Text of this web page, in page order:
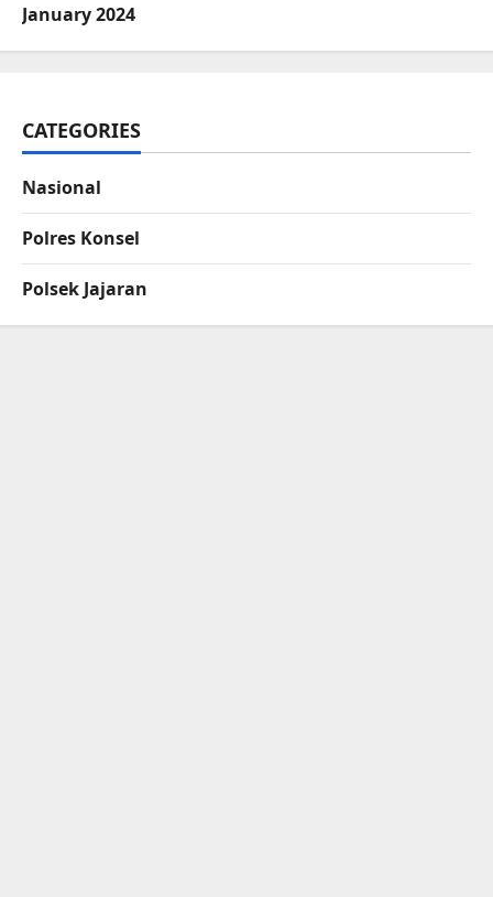
January 2024
CATEGORIES
Nasional
Polres Konsel
Polsek Jajaran